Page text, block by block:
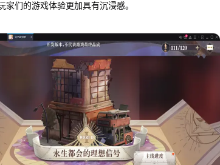
家们的游戏体验更加具有沉浸感。